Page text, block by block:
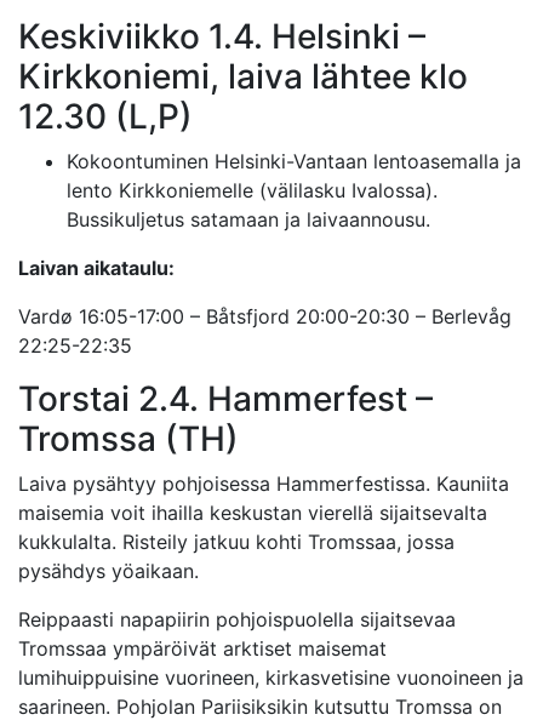
Keskiviikko 1.4. Helsinki –
Kirkkoniemi, laiva lähtee klo
12.30 (L,P)
Kokoontuminen Helsinki-Vantaan lentoasemalla ja
lento Kirkkoniemelle (välilasku Ivalossa).
Bussikuljetus satamaan ja laivaannousu.
Laivan aikataulu:
Vardø 16:05-17:00 – Båtsfjord 20:00-20:30 – Berlevåg
22:25-22:35
Torstai 2.4. Hammerfest –
Tromssa (TH)
Laiva pysähtyy pohjoisessa Hammerfestissa. Kauniita
maisemia voit ihailla keskustan vierellä sijaitsevalta
kukkulalta. Risteily jatkuu kohti Tromssaa, jossa
pysähdys yöaikaan.
Reippaasti napapiirin pohjoispuolella sijaitsevaa
Tromssaa ympäröivät arktiset maisemat
lumihuippuisine vuorineen, kirkasvetisine vuonoineen ja
saarineen. Pohjolan Pariisiksikin kutsuttu Tromssa on